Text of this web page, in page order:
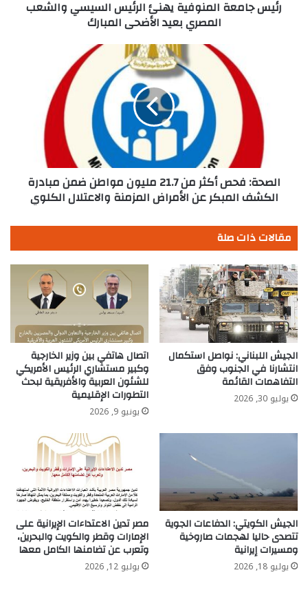
الأضحى
رئيس جامعة المنوفية يهنئ الرئيس السيسي والشعب
المصري بعيد الأضحى المبارك
الكشف
المبكر
الأمراض
المزمنة
والاعتلال
الكلوي
الصحة: فحص أكثر من 21.7 مليون مواطن ضمن مبادرة
الكشف المبكر عن الأمراض المزمنة والاعتلال الكلوي
مقالات ذات صلة
الجيش اللبناني: نواصل استكمال
انتشارنا في الجنوب وفق
التفاهمات القائمة
يوليو 30, 2026
اتصال هاتفي بين وزير الخارجية
وكبير مستشاري الرئيس الأمريكي
للشئون العربية والأفريقية لبحث
التطورات الإقليمية
يونيو 9, 2026
الجيش الكويتي: الدفاعات الجوية
تتصدى حاليا لهجمات صاروخية
ومسيرات إيرانية
يوليو 18, 2026
مصر تدين الاعتداءات الإيرانية على
الإمارات وقطر والكويت والبحرين،
وتعرب عن تضامنها الكامل معها
يوليو 12, 2026